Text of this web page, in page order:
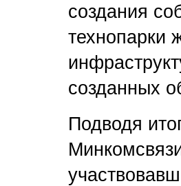
создания
технопарки
созданных
Подводя